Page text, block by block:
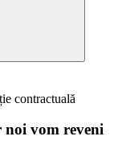
contractuală
noi vom reveni